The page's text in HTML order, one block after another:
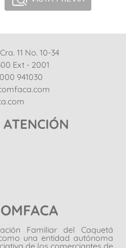
11 No. 10-34
Ext - 2001
941030
Familiar del Caquetá
una entidad autónoma
de los comerciantes de